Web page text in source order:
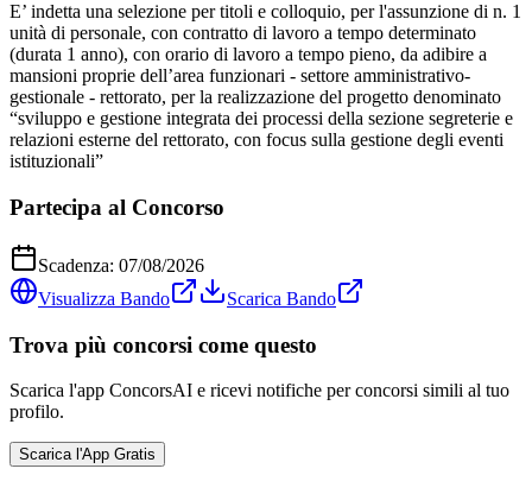
E’ indetta una selezione per titoli e colloquio, per l'assunzione di n. 1
unità di personale, con contratto di lavoro a tempo determinato
(durata 1 anno), con orario di lavoro a tempo pieno, da adibire a
mansioni proprie dell’area funzionari - settore amministrativo-
gestionale - rettorato, per la realizzazione del progetto denominato
“sviluppo e gestione integrata dei processi della sezione segreterie e
relazioni esterne del rettorato, con focus sulla gestione degli eventi
istituzionali”
Partecipa al Concorso
Scadenza: 07/08/2026
Visualizza Bando
Scarica Bando
Trova più concorsi come questo
Scarica l'app ConcorsAI e ricevi notifiche per concorsi simili al tuo
profilo.
Scarica l'App Gratis